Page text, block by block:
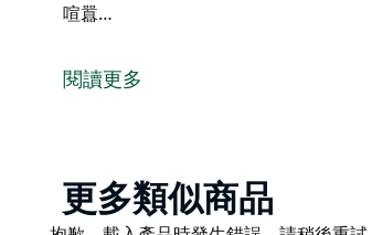
喧囂…
難忘的體驗。這裡有著名的樹頂步道
500 公尺長的架空鋼結構走道，將遊客
伊拉瓦拉高空滑索之旅 (Illawarra Fly
和懸索橋連接各個樹頂平台，所有這一
閱讀更多
Product
List
更多類似商品